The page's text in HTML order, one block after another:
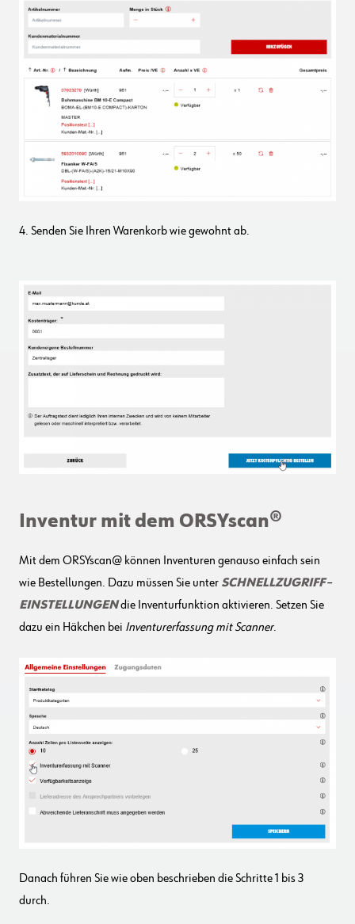
4. Senden Sie Ihren Warenkorb wie gewohnt ab.
Inventur mit dem ORSYscan®
Mit dem ORSYscan@ können Inventuren genauso einfach sein
wie Bestellungen. Dazu müssen Sie unter SCHNELLZUGRIFF–
EINSTELLUNGENdie Inventurfunktion aktivieren. Setzen Sie
dazu ein Häkchen bei Inventurerfassung mit Scanner.
Danach führen Sie wie oben beschrieben die Schritte 1 bis 3
durch.